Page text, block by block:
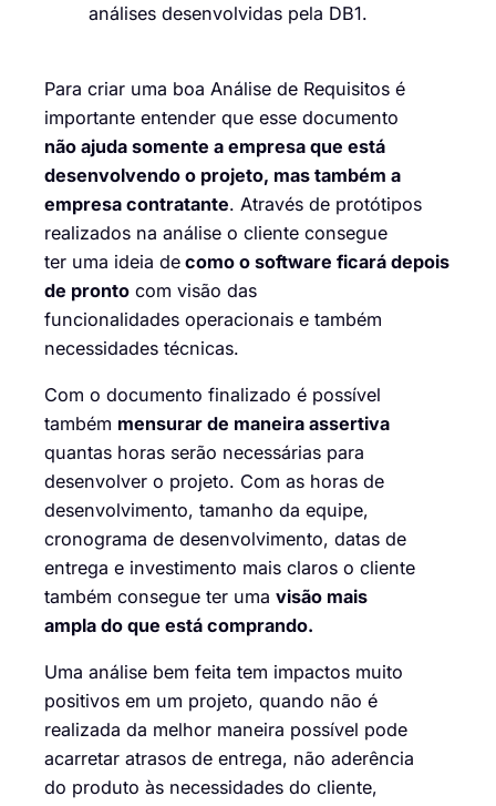
análises desenvolvidas pela DB1.
Para criar uma boa Análise de Requisitos é
importante entender que esse documento
não ajuda somente a empresa que está
desenvolvendo o projeto, mas também a
empresa contratante. Através de protótipos
realizados na análise o cliente consegue
ter uma ideia de como o software ficará depois
de pronto com visão das
funcionalidades operacionais e também
necessidades técnicas.
Com o documento finalizado é possível
também mensurar de maneira assertiva
quantas horas serão necessárias para
desenvolver o projeto. Com as horas de
desenvolvimento, tamanho da equipe,
cronograma de desenvolvimento, datas de
entrega e investimento mais claros o cliente
também consegue ter uma visão mais
ampla do que está comprando.
Uma análise bem feita tem impactos muito
positivos em um projeto, quando não é
realizada da melhor maneira possível pode
acarretar atrasos de entrega, não aderência
do produto às necessidades do cliente,